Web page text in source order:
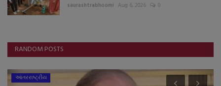
saurashtrabhoomi Aug 6, 2026 0
RANDOM POSTS
આંતરરાષ્ટ્રીય